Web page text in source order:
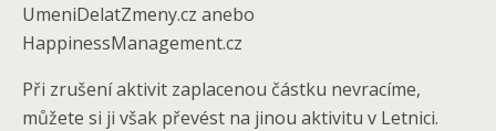
UmeniDelatZmeny.cz anebo
HappinessManagement.cz
Při zrušení aktivit zaplacenou částku nevracíme,
můžete si ji však převést na jinou aktivitu v Letnici.